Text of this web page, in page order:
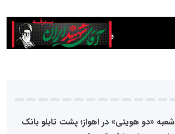
شعبه «دو هویتی» در اهواز؛ پشت تابلو بانک